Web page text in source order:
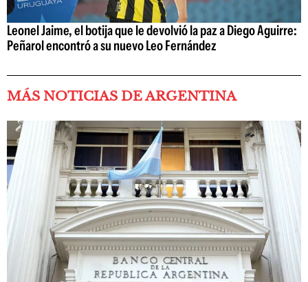
Leonel Jaime, el botija que le devolvió la paz a Diego Aguirre:
Peñarol encontró a su nuevo Leo Fernández
MÁS NOTICIAS DE ARGENTINA